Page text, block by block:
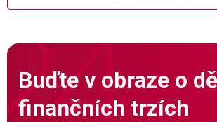
Buďte v obraze o
finančních trzích